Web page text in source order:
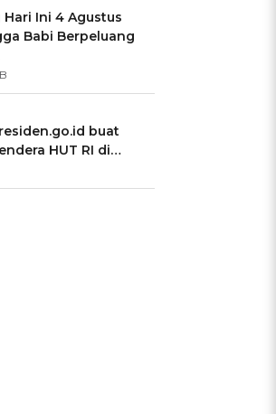
Ini 4 Agustus
Babi Berpeluang
buat
HUT RI di